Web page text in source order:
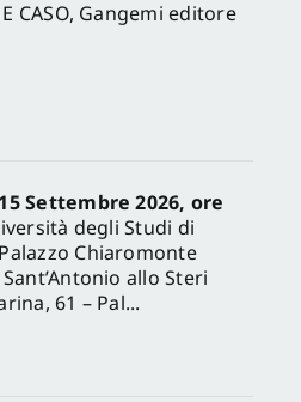
E CASO, Gangemi editore
Settembre 2026, ore
degli Studi di
Chiaromonte
allo Steri
61 – Pal...